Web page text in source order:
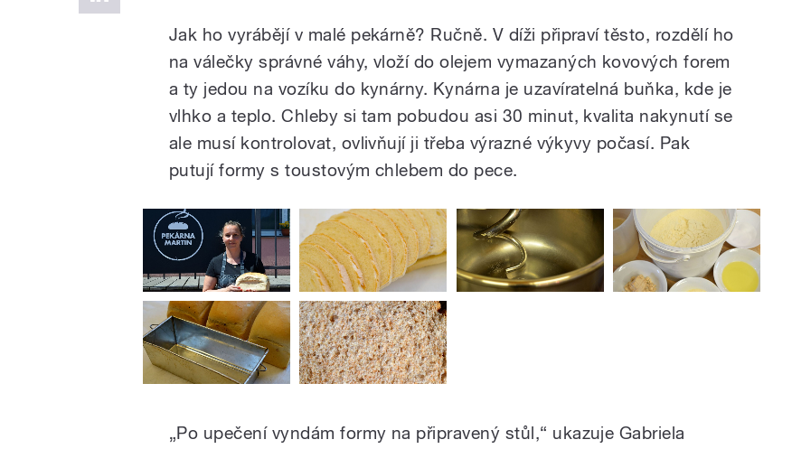
Jak ho vyrábějí v malé pekárně? Ručně. V díži připraví těsto, rozdělí ho
na válečky správné váhy, vloží do olejem vymazaných kovových forem
a ty jedou na vozíku do kynárny. Kynárna je uzavíratelná buňka, kde je
vlhko a teplo. Chleby si tam pobudou asi 30 minut, kvalita nakynutí se
ale musí kontrolovat, ovlivňují ji třeba výrazné výkyvy počasí. Pak
putují formy s toustovým chlebem do pece.
„Po upečení vyndám formy na připravený stůl,“ ukazuje Gabriela